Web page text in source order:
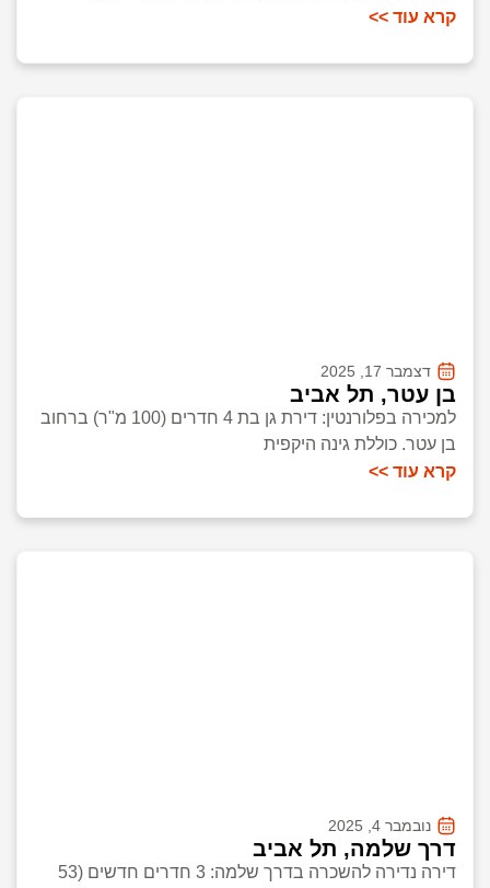
קרא עוד >>
דצמבר 17, 2025
בן עטר, תל אביב
למכירה בפלורנטין: דירת גן בת 4 חדרים (100 מ"ר) ברחוב
בן עטר. כוללת גינה היקפית
קרא עוד >>
נובמבר 4, 2025
דרך שלמה, תל אביב
דירה נדירה להשכרה בדרך שלמה: 3 חדרים חדשים (53